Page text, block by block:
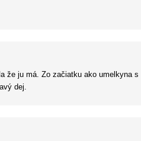
že ju má. Zo začiatku ako umelkyna s
dej.